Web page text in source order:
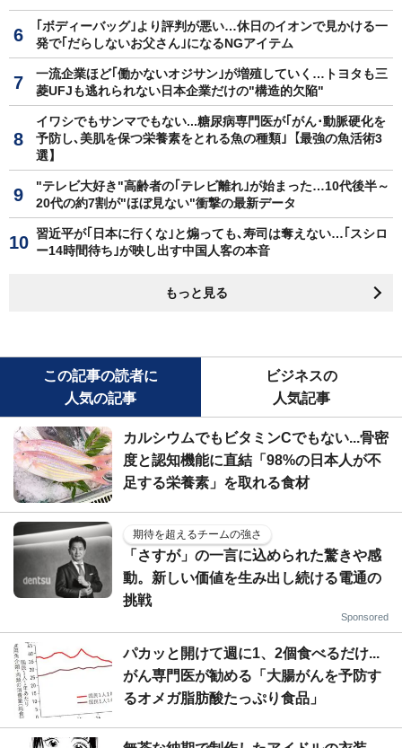
｢ボディーバッグ｣より評判が悪い…休日のイオンで見かける一
発で｢だらしないお父さん｣になるNGアイテム
一流企業ほど｢働かないオジサン｣が増殖していく…トヨタも三
菱UFJも逃れられない日本企業だけの"構造的欠陥"
イワシでもサンマでもない...糖尿病専門医が｢がん･動脈硬化を
予防し､美肌を保つ栄養素をとれる魚の種類｣【最強の魚活術3
選】
"テレビ大好き"高齢者の｢テレビ離れ｣が始まった…10代後半～
20代の約7割が"ほぼ見ない"衝撃の最新データ
習近平が｢日本に行くな｣と煽っても､寿司は奪えない…｢スシロ
ー14時間待ち｣が映し出す中国人客の本音
もっと見る
この記事の読者に
人気の記事
ビジネスの
人気記事
カルシウムでもビタミンCでもない...骨密
度と認知機能に直結「98%の日本人が不
足する栄養素」を取れる食材
期待を超えるチームの強さ
「さすが」の一言に込められた驚きや感
動。新しい価値を生み出し続ける電通の
挑戦
Sponsored
パカッと開けて週に1、2個食べるだけ...
がん専門医が勧める「大腸がんを予防す
るオメガ脂肪酸たっぷり食品」